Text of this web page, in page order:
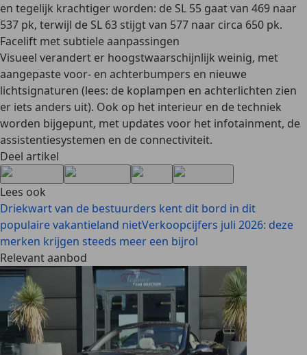
en tegelijk krachtiger worden: de SL 55 gaat van 469 naar
537 pk, terwijl de SL 63 stijgt van 577 naar circa 650 pk.
Facelift met subtiele aanpassingen
Visueel verandert er hoogstwaarschijnlijk weinig, met
aangepaste voor- en achterbumpers en nieuwe
lichtsignaturen (lees: de koplampen en achterlichten zien
er iets anders uit). Ook op het interieur en de techniek
worden bijgepunt, met updates voor het infotainment, de
assistentiesystemen en de connectiviteit.
Deel artikel
Lees ook
Driekwart van de bestuurders kent dit bord in dit
populaire vakantieland nietVerkoopcijfers juli 2026: deze
merken krijgen steeds meer een bijrol
Relevant aanbod